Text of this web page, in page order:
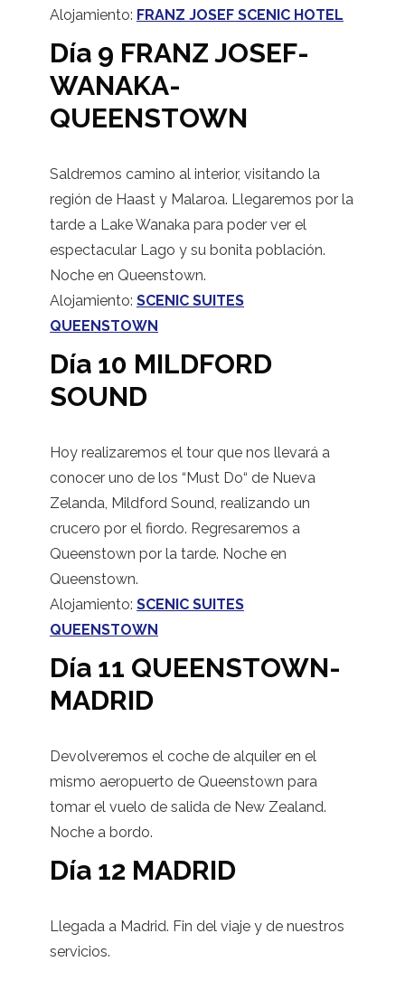
Alojamiento: FRANZ JOSEF SCENIC HOTEL
Día 9 FRANZ JOSEF-
WANAKA-
QUEENSTOWN
Saldremos camino al interior, visitando la
región de Haast y Malaroa. Llegaremos por la
tarde a Lake Wanaka para poder ver el
espectacular Lago y su bonita población.
Noche en Queenstown.
Alojamiento: SCENIC SUITES
QUEENSTOWN
Día 10 MILDFORD
SOUND
Hoy realizaremos el tour que nos llevará a
conocer uno de los “Must Do“ de Nueva
Zelanda, Mildford Sound, realizando un
crucero por el fiordo. Regresaremos a
Queenstown por la tarde. Noche en
Queenstown.
Alojamiento: SCENIC SUITES
QUEENSTOWN
Día 11 QUEENSTOWN-
MADRID
Devolveremos el coche de alquiler en el
mismo aeropuerto de Queenstown para
tomar el vuelo de salida de New Zealand.
Noche a bordo.
Día 12 MADRID
Llegada a Madrid. Fin del viaje y de nuestros
servicios.